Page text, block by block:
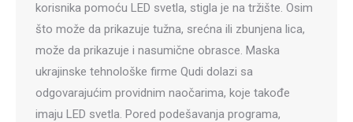
korisnika pomoću LED svetla, stigla je na tržište. Osim
što može da prikazuje tužna, srećna ili zbunjena lica,
može da prikazuje i nasumične obrasce. Maska
ukrajinske tehnološke firme Qudi dolazi sa
odgovarajućim providnim naočarima, koje takođe
imaju LED svetla. Pored podešavanja programa,